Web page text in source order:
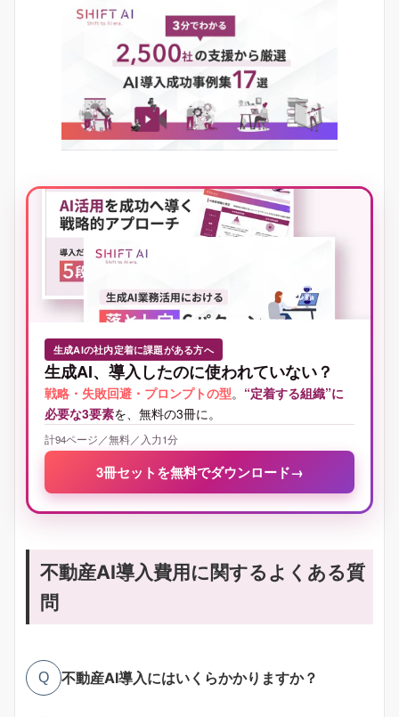
生成AIの社内定着に課題がある方へ
生成AI、導入したのに使われていない？
戦略・失敗回避・プロンプトの型。 “定着する組織”に
必要な3要素を、無料の3冊に。
計94ページ／無料／入力1分
3冊セットを無料でダウンロード→
不動産AI導入費用に関するよくある質
問
Q 不動産AI導入にはいくらかかりますか？